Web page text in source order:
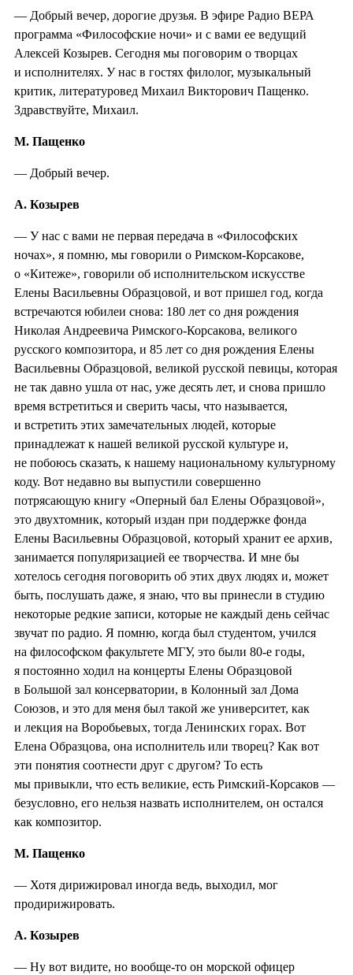
— Добрый вечер, дорогие друзья. В эфире Радио ВЕРА
программа «Философские ночи» и с вами ее ведущий
Алексей Козырев. Сегодня мы поговорим о творцах
и исполнителях. У нас в гостях филолог, музыкальный
критик, литературовед Михаил Викторович Пащенко.
Здравствуйте, Михаил.
М. Пащенко
— Добрый вечер.
А. Козырев
— У нас с вами не первая передача в «Философских
ночах», я помню, мы говорили о Римском-Корсакове,
о «Китеже», говорили об исполнительском искусстве
Елены Васильевны Образцовой, и вот пришел год, когда
встречаются юбилеи снова: 180 лет со дня рождения
Николая Андреевича Римского-Корсакова, великого
русского композитора, и 85 лет со дня рождения Елены
Васильевны Образцовой, великой русской певицы, которая
не так давно ушла от нас, уже десять лет, и снова пришло
время встретиться и сверить часы, что называется,
и встретить этих замечательных людей, которые
принадлежат к нашей великой русской культуре и,
не побоюсь сказать, к нашему национальному культурному
коду. Вот недавно вы выпустили совершенно
потрясающую книгу «Оперный бал Елены Образцовой»,
это двухтомник, который издан при поддержке фонда
Елены Васильевны Образцовой, который хранит ее архив,
занимается популяризацией ее творчества. И мне бы
хотелось сегодня поговорить об этих двух людях и, может
быть, послушать даже, я знаю, что вы принесли в студию
некоторые редкие записи, которые не каждый день сейчас
звучат по радио. Я помню, когда был студентом, учился
на философском факультете МГУ, это были 80-е годы,
я постоянно ходил на концерты Елены Образцовой
в Большой зал консерватории, в Колонный зал Дома
Союзов, и это для меня был такой же университет, как
и лекция на Воробьевых, тогда Ленинских горах. Вот
Елена Образцова, она исполнитель или творец? Как вот
эти понятия соотнести друг с другом? То есть
мы привыкли, что есть великие, есть Римский-Корсаков —
безусловно, его нельзя назвать исполнителем, он остался
как композитор.
М. Пащенко
— Хотя дирижировал иногда ведь, выходил, мог
продирижировать.
А. Козырев
— Ну вот видите, но вообще-то он морской офицер